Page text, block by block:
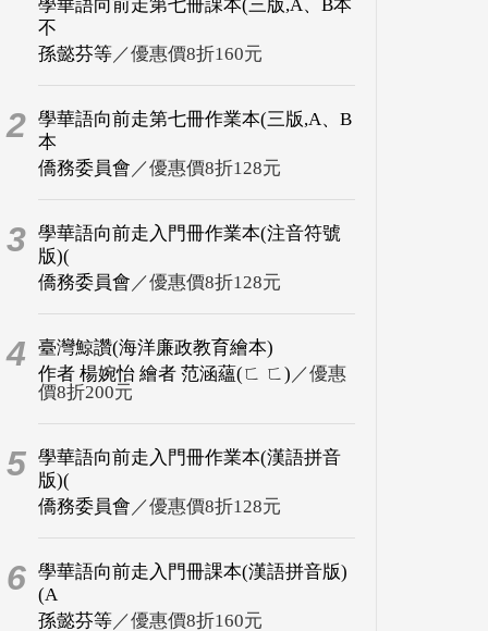
學華語向前走第七冊課本(三版,A、B本
不
孫懿芬等／優惠價8折160元
2 學華語向前走第七冊作業本(三版,A、B
本
僑務委員會 ／優惠價8折128元
3 學華語向前走入門冊作業本(注音符號
版)(
僑務委員會 ／優惠價8折128元
4
臺灣鯨讚(海洋廉政教育繪本)
作者 楊婉怡 繪者 范涵蘊(ㄈ ㄈ) ／優惠
價8折200元
5 學華語向前走入門冊作業本(漢語拼音
版)(
僑務委員會 ／優惠價8折128元
6 學華語向前走入門冊課本(漢語拼音版)
(A
孫懿芬等／優惠價8折160元